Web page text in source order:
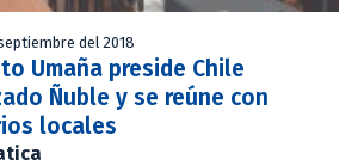
del 2018
Umaña preside Chile
Ñuble y se reúne con
locales